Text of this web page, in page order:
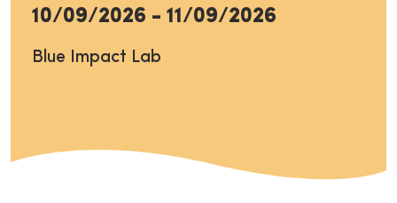
10/09/2026 - 11/09/2026
Blue Impact Lab